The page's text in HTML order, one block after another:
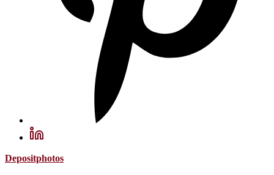
Depositphotos